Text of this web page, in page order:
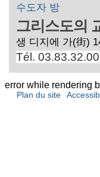
수도자 방
그리스도의
생 디지에 가(街)
Tél.
error while rendering
Plan du site